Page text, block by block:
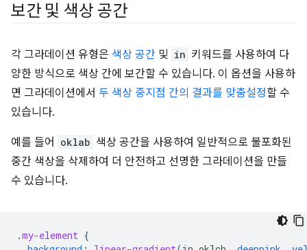
보간 및 색상 공간
각 그라데이션 유형은 색상 공간 및 in 키워드를 사용하여 다
양한 방식으로 색상 간에 보간할 수 있습니다. 이 옵션을 사용하
면 그라데이션에서 두 색상 중지점 간의 결과를 맞춤설정할 수
있습니다.
예를 들어 oklab 색상 공간을 사용하여 일반적으로 불포화된
중간 색상을 삭제하여 더 안전하고 선명한 그라데이션을 만들
수 있습니다.
.my-element {